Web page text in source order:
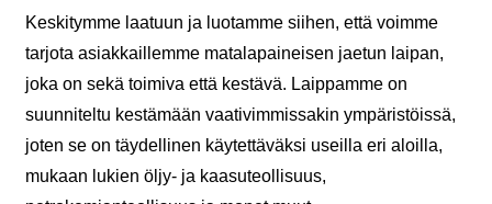
Keskitymme laatuun ja luotamme siihen, että voimme
tarjota asiakkaillemme matalapaineisen jaetun laipan,
joka on sekä toimiva että kestävä. Laippamme on
suunniteltu kestämään vaativimmissakin ympäristöissä,
joten se on täydellinen käytettäväksi useilla eri aloilla,
mukaan lukien öljy- ja kaasuteollisuus,